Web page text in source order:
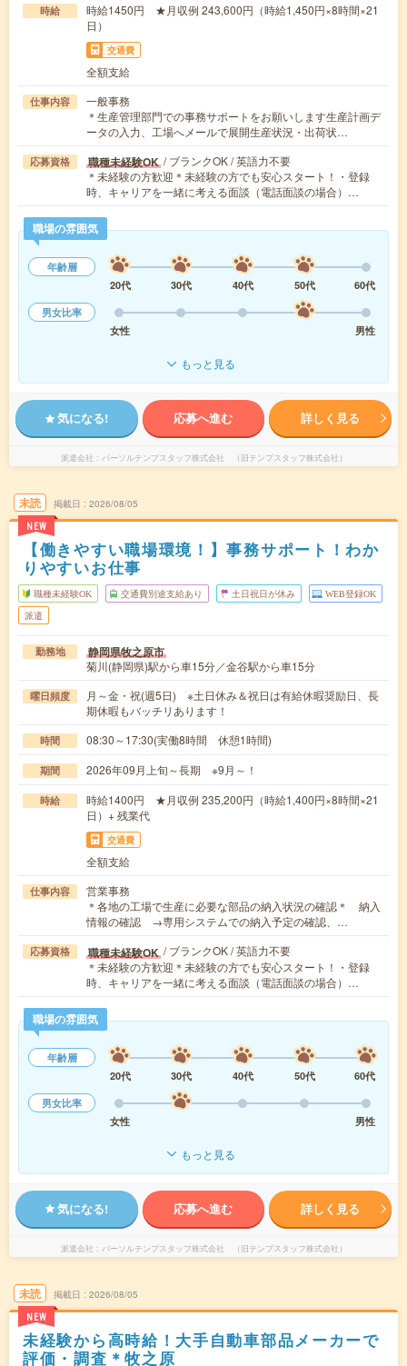
時給
時給1450円 ★月収例 243,600円（時給1,450円×8時間×21
日）
交通費
全額支給
仕事内容
一般事務
＊生産管理部門での事務サポートをお願いします生産計画デ
ータの入力、工場へメールで展開生産状況・出荷状…
応募資格 職種未経験OK / ブランクOK / 英語力不要
＊未経験の方歓迎＊未経験の方でも安心スタート！・登録
時、キャリアを一緒に考える面談（電話面談の場合）…
職場の雰囲気
年齢層
20代
30代 40代 50代
60代
男女比率
女性
男性
もっと見る
気になる! 応募へ進む 詳しく見る
派遣会社 パーソルテンプスタッフ株式会社 （旧テンプスタッフ株式会社）
未読
NEW
掲載日 2026/08/05
【働きやすい職場環境！】事務サポート！わか
りやすいお仕事
職種未経験OK 交通費別途支給あり 土日祝日が休み WEB登録OK
派遣
勤務地 静岡県牧之原市
菊川(静岡県)駅から車15分／金谷駅から車15分
曜日頻度
月～金・祝(週5日) ※土日休み＆祝日は有給休暇奨励日、長
期休暇もバッチリあります！
時間 08:30～17:30(実働8時間 休憩1時間)
期間 2026年09月上旬～長期 ※9月～！
時給
時給1400円 ★月収例 235,200円（時給1,400円×8時間×21
日）+ 残業代
交通費
全額支給
仕事内容
営業事務
＊各地の工場で生産に必要な部品の納入状況の確認＊ 納入
情報の確認 →専用システムでの納入予定の確認、…
応募資格 職種未経験OK / ブランクOK / 英語力不要
＊未経験の方歓迎＊未経験の方でも安心スタート！・登録
時、キャリアを一緒に考える面談（電話面談の場合）…
職場の雰囲気
年齢層
20代
30代 40代 50代
60代
男女比率
女性
男性
もっと見る
気になる! 応募へ進む 詳しく見る
派遣会社 パーソルテンプスタッフ株式会社 （旧テンプスタッフ株式会社）
未読
NEW
掲載日 2026/08/05
未経験から高時給！大手自動車部品メーカーで
評価・調査＊牧之原